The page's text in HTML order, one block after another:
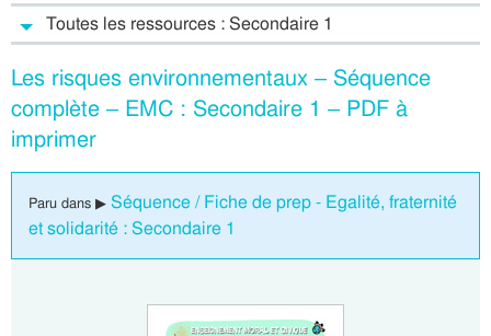
Toutes les ressources : Secondaire 1
Les risques environnementaux – Séquence
complète – EMC : Secondaire 1 – PDF à
imprimer
Paru dans ▶ Séquence / Fiche de prep - Egalité, fraternité
et solidarité : Secondaire 1